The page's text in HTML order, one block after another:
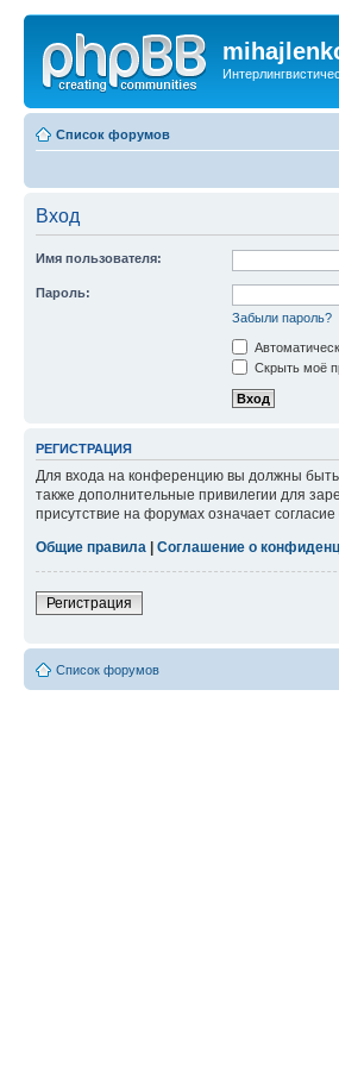
Список форумов
Вход
Имя пользователя:
Пароль:
Забыли пароль?
Скрыть моё
РЕГИСТРАЦИЯ
Для входа на конференцию вы должны быть
также дополнительные привилегии для
присутствие на форумах означает согласие
Общие правила
Соглашение о
Регистрация
Список форумов